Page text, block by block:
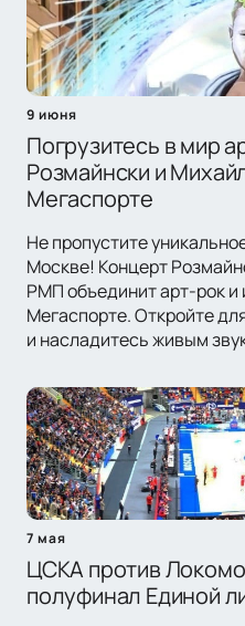
9 июня
Погрузитесь в мир
Розмайнски и
Мегаспорте
Не пропустите
Москве! Концерт
РМП объединит арт-рок
Мегаспорте. Откройте
и насладитесь живым
7 мая
ЦСКА против
полуфинал Единой